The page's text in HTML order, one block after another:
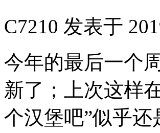
C7210 发表于
今年的最后一个
新了；上次这样
个汉堡吧”似乎